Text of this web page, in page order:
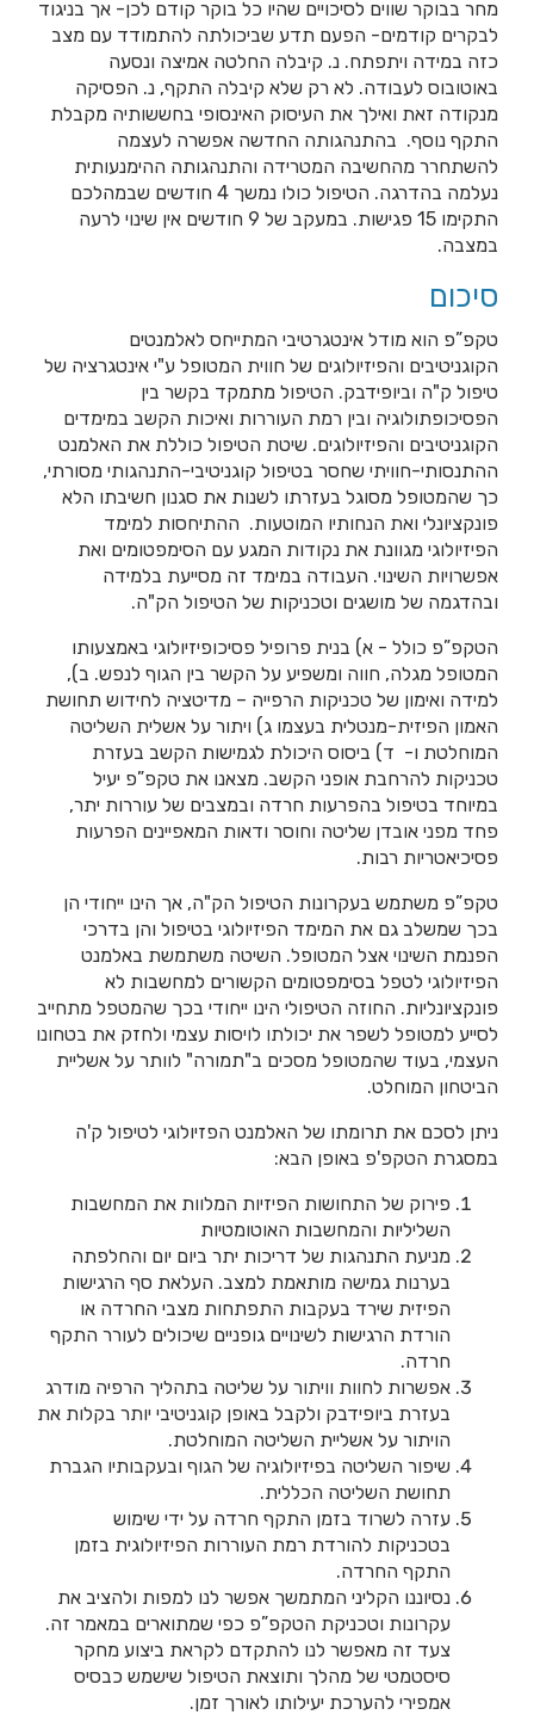
מחר בבוקר שווים לסיכויים שהיו כל בוקר קודם לכן- אך בניגוד
לבקרים קודמים- הפעם תדע שביכולתה להתמודד עם מצב
כזה במידה ויתפתח. נ. קיבלה החלטה אמיצה ונסעה
באוטובוס לעבודה. לא רק שלא קיבלה התקף, נ. הפסיקה
מנקודה זאת ואילך את העיסוק האינסופי בחששותיה מקבלת
התקף נוסף. בהתנהגותה החדשה אפשרה לעצמה
להשתחרר מהחשיבה המטרידה והתנהגותה ההימנעותית
נעלמה בהדרגה. הטיפול כולו נמשך 4 חודשים שבמהלכם
התקימו 15 פגישות. במעקב של 9 חודשים אין שינוי לרעה
במצבה.
סיכום
טקפ”פ הוא מודל אינטגרטיבי המתייחס לאלמנטים
הקוגניטיבים והפיזיולוגים של חווית המטופל ע"י אינטגרציה של
טיפול ק"ה וביופידבק. הטיפול מתמקד בקשר בין
הפסיכופתולוגיה ובין רמת העוררות ואיכות הקשב במימדים
הקוגניטיבים והפיזיולוגים. שיטת הטיפול כוללת את האלמנט
ההתנסותי-חוויתי שחסר בטיפול קוגניטיבי-התנהגותי מסורתי,
כך שהמטופל מסוגל בעזרתו לשנות את סגנון חשיבתו הלא
פונקציונלי ואת הנחותיו המוטעות. ההתיחסות למימד
הפיזיולוגי מגוונת את נקודות המגע עם הסימפטומים ואת
אפשרויות השינוי. העבודה במימד זה מסייעת בלמידה
ובהדגמה של מושגים וטכניקות של הטיפול הק"ה.
הטקפ”פ כולל - א) בנית פרופיל פסיכופיזיולוגי באמצעותו
המטופל מגלה, חווה ומשפיע על הקשר בין הגוף לנפש. ב),
למידה ואימון של טכניקות הרפייה – מדיטציה לחידוש תחושת
האמון הפיזית-מנטלית בעצמו ג) ויתור על אשלית השליטה
המוחלטת ו- ד) ביסוס היכולת לגמישות הקשב בעזרת
טכניקות להרחבת אופני הקשב. מצאנו את טקפ”פ יעיל
במיוחד בטיפול בהפרעות חרדה ובמצבים של עוררות יתר,
פחד מפני אובדן שליטה וחוסר ודאות המאפיינים הפרעות
פסיכיאטריות רבות.
טקפ”פ משתמש בעקרונות הטיפול הק"ה, אך הינו ייחודי הן
בכך שמשלב גם את המימד הפיזיולוגי בטיפול והן בדרכי
הפנמת השינוי אצל המטופל. השיטה משתמשת באלמנט
הפיזיולוגי לטפל בסימפטומים הקשורים למחשבות לא
פונקציונליות. החוזה הטיפולי הינו ייחודי בכך שהמטפל מתחייב
לסייע למטופל לשפר את יכולתו לויסות עצמי ולחזק את בטחונו
העצמי, בעוד שהמטופל מסכים ב"תמורה" לוותר על אשליית
הביטחון המוחלט.
ניתן לסכם את תרומתו של האלמנט הפזיולוגי לטיפול ק'ה
במסגרת הטקפ'פ באופן הבא:
פירוק של התחושות הפיזיות המלוות את המחשבות
השליליות והמחשבות האוטומטיות
מניעת התנהגות של דריכות יתר ביום יום והחלפתה
בערנות גמישה מותאמת למצב. העלאת סף הרגישות
הפיזית שירד בעקבות התפתחות מצבי החרדה או
הורדת הרגישות לשינויים גופניים שיכולים לעורר התקף
חרדה.
אפשרות לחוות וויתור על שליטה בתהליך הרפיה מודרג
בעזרת ביופידבק ולקבל באופן קוגניטיבי יותר בקלות את
הויתור על אשליית השליטה המוחלטת.
שיפור השליטה בפיזיולוגיה של הגוף ובעקבותיו הגברת
תחושת השליטה הכללית.
עזרה לשרוד בזמן התקף חרדה על ידי שימוש
בטכניקות להורדת רמת העוררות הפיזיולוגית בזמן
התקף החרדה.
נסיוננו הקליני המתמשך אפשר לנו למפות ולהציב את
עקרונות וטכניקת הטקפ”פ כפי שמתוארים במאמר זה.
צעד זה מאפשר לנו להתקדם לקראת ביצוע מחקר
סיסטמטי של מהלך ותוצאת הטיפול שישמש כבסיס
אמפירי להערכת יעילותו לאורך זמן.